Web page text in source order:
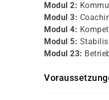
Modul 2:
Modul 3:
Modul 4:
Modul 5:
Modul 23: